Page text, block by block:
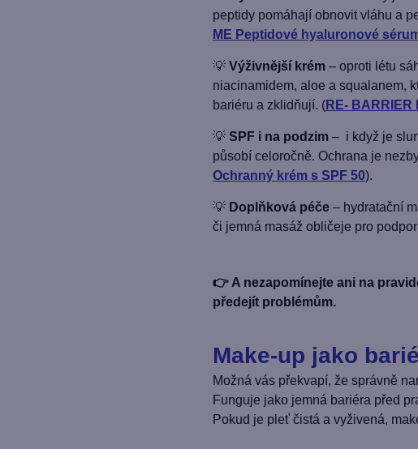
peptidy pomáhají obnovit vláhu a
ME Peptidové hyaluronové
💡 Výživnější krém – oproti létu
niacinamidem, aloe a squalanem,
bariéru a zklidňují. (RE-
💡 SPF i na podzim – i když je
působí celoročně. Ochrana je
Ochranný krém s SPF 50).
💡 Doplňková péče – hydratační
či jemná masáž obličeje pro
👉 A nezapomínejte ani na
předejít problémům.
Make-up jako
Možná vás překvapí, že správně
Funguje jako jemná bariéra před
Pokud je pleť čistá a vyživená,